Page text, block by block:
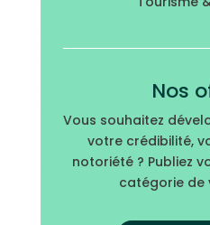
Nos
Vous souhaitez
votre crédibilité,
notoriété ? Publiez
catégorie de